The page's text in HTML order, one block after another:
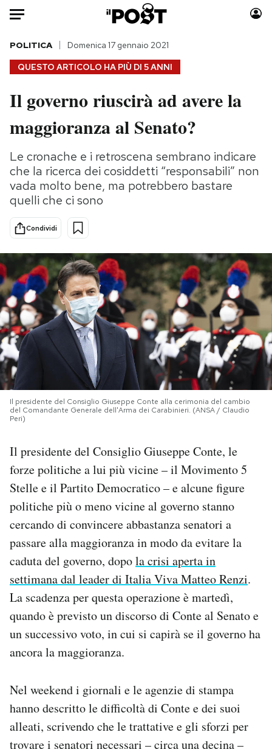
Auto
HOME
Italia
Politica
Tecnologia
Internet
Scienza
Cultura
Economia
Moda
Consumismi
Storie/Idee
Ok Boomer!
Media
PODCAST
NEWSLETTER
I MIEI PREFERITI
CALENDARIO
Area Personale
Newsletter
Notifiche mobile
Regala il Post
Hai bisogno di aiuto?
Esci
QUESTO ARTICOLO HA PIÙ DI 5 ANNI
POLITICA Domenica 17 gennaio 2021
Il governo riuscirà ad avere la
maggioranza al Senato?
Le cronache e i retroscena sembrano indicare
che la ricerca dei cosiddetti “responsabili” non
vada molto bene, ma potrebbero bastare
quelli che ci sono
Condividi
Il presidente del Consiglio Giuseppe Conte alla cerimonia del cambio
del Comandante Generale dell'Arma dei Carabinieri. (ANSA / Claudio
Peri)
Il presidente del Consiglio Giuseppe Conte, le
forze politiche a lui più vicine – il Movimento 5
Stelle e il Partito Democratico – e alcune figure
politiche più o meno vicine al governo stanno
cercando di convincere abbastanza senatori a
passare alla maggioranza in modo da evitare la
caduta del governo, dopola crisi aperta in
settimana dal leader di Italia Viva Matteo Renzi.
La scadenza per questa operazione è martedì,
quando è previsto un discorso di Conte al Senato e
un successivo voto, in cui si capirà se il governo ha
ancora la maggioranza.
Nel weekend i giornali e le agenzie di stampa
hanno descritto le difficoltà di Conte e dei suoi
alleati, scrivendo che le trattative e gli sforzi per
trovare i senatori necessari – circa una decina –